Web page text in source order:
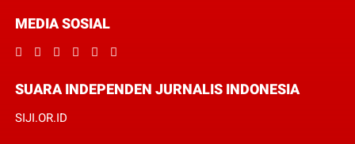
MEDIA SOSIAL
SUARA INDEPENDEN JURNALIS INDONESIA
SIJI.OR.ID